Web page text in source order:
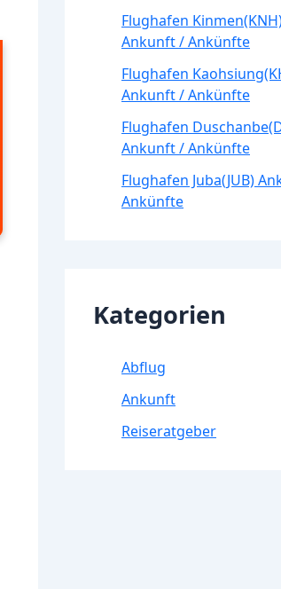
Flughafen
Ankunft / Ankünfte
Flughafen
Ankunft / Ankünfte
Flughafen
Ankunft / Ankünfte
Flughafen Juba(JUB)
Ankünfte
Kategorien
Abflug
Ankunft
Reiseratgeber